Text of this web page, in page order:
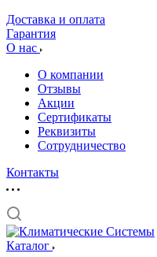
Доставка и оплата
Гарантия
О нас
О компании
Отзывы
Акции
Cертификаты
Реквизиты
Сотрудничество
Контакты
Каталог